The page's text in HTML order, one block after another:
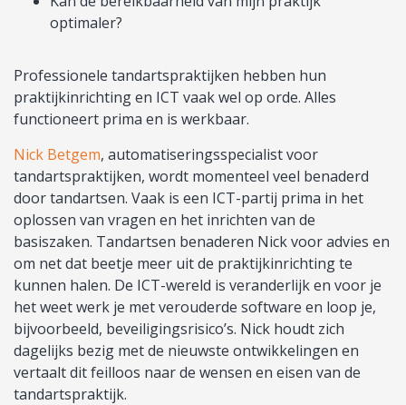
optimaler?
Professionele tandartspraktijken hebben hun
praktijkinrichting en ICT vaak wel op orde. Alles
functioneert prima en is werkbaar.
Nick Betgem, automatiseringsspecialist voor
tandartspraktijken, wordt momenteel veel benaderd
door tandartsen. Vaak is een ICT-partij prima in het
oplossen van vragen en het inrichten van de
basiszaken. Tandartsen benaderen Nick voor advies en
om net dat beetje meer uit de praktijkinrichting te
kunnen halen. De ICT-wereld is veranderlijk en voor je
het weet werk je met verouderde software en loop je,
bijvoorbeeld, beveiligingsrisico’s. Nick houdt zich
dagelijks bezig met de nieuwste ontwikkelingen en
vertaalt dit feilloos naar de wensen en eisen van de
tandartspraktijk.